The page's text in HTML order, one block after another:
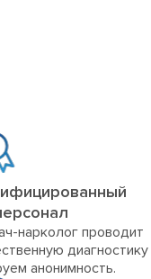
нарколог проводит
диагностику
анонимность.